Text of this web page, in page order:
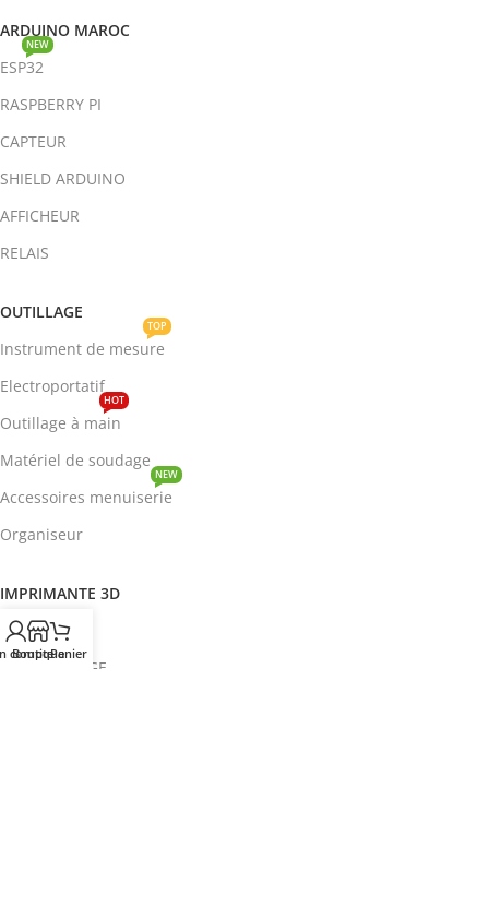
ARDUINO MAROC
ESP32
NEW
RASPBERRY PI
CAPTEUR
SHIELD ARDUINO
AFFICHEUR
RELAIS
OUTILLAGE
Instrument de mesure
TOP
Electroportatif
Outillage à main
HOT
Matériel de soudage
Accessoires menuiserie
NEW
Organiseur
IMPRIMANTE 3D
ROBOTIQUE
PROTOTYPAGE
compte
BoutiquePanier